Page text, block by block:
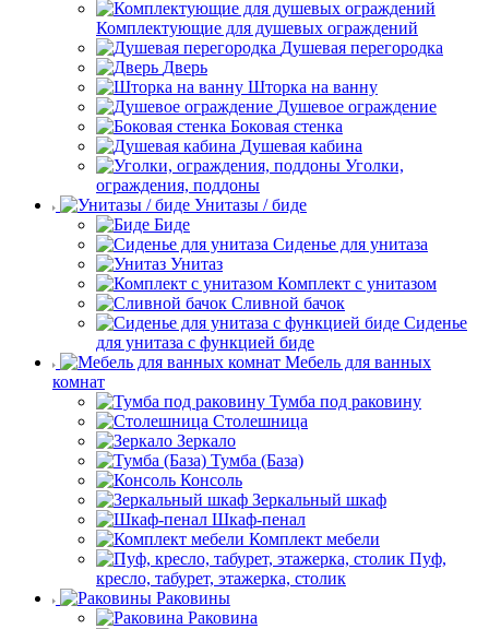
Комплектующие для душевых ограждений
Душевая перегородка
Дверь
Шторка на ванну
Душевое ограждение
Боковая стенка
Душевая кабина
Уголки,
ограждения, поддоны
Унитазы / биде
Биде
Сиденье для унитаза
Унитаз
Комплект с унитазом
Сливной бачок
Сиденье
для унитаза с функцией биде
Мебель для ванных
комнат
Тумба под раковину
Столешница
Зеркало
Тумба (База)
Консоль
Зеркальный шкаф
Шкаф-пенал
Комплект мебели
Пуф,
кресло, табурет, этажерка, столик
Раковины
Раковина